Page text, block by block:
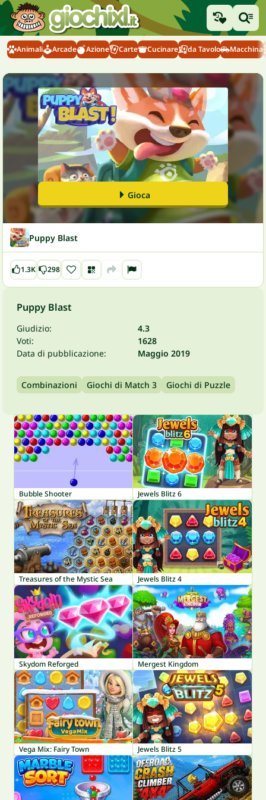
Animali Arcade Azione Carte Cucinare da Tavolo Macchina
Gioca
Puppy Blast
1.3K 298
Puppy Blast
Giudizio:
4.3
Voti:
1628
Data di pubblicazione:
Maggio 2019
Combinazioni Giochi di Match 3 Giochi di Puzzle
Bubble Shooter Jewels Blitz 6
Treasures of the Mystic Sea Jewels Blitz 4
Skydom Reforged Mergest Kingdom
Vega Mix: Fairy Town Jewels Blitz 5